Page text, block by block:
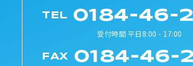
TEL 0184-46-
受付時間 平日8:00 - 17:00
FAX 0184-46-